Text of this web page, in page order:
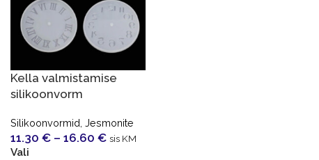
Kella valmistamise
silikoonvorm
Silikoonvormid Jesmonite
11.30 € – 16.60 € sis KM
Vali